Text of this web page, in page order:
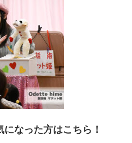
なった方はこちら！